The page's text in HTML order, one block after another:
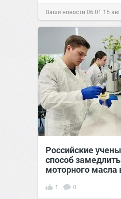
Ваши новости 06:01 16
Российские
способ
моторного масла
1 0